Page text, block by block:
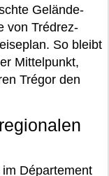
Gelände-
von Trédrez-
So bleibt
Mittelpunkt,
Trégor den
Département